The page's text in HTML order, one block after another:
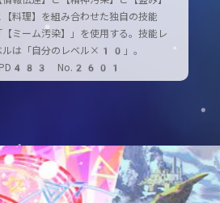
【料理】を組み合わせた独自の技能
【ミーム汚染】」を使用する。技能レ
ルは「自分のレベル×10」。
No.2601